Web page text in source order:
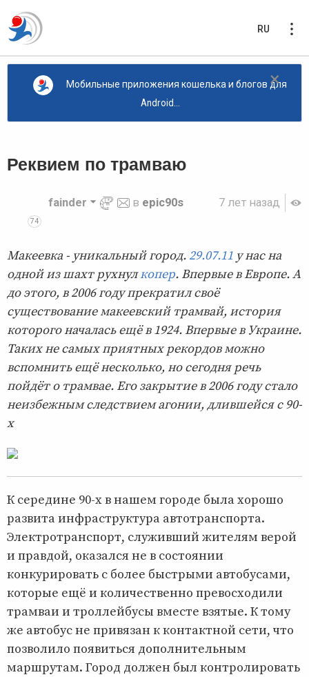
RU
×
Мобильные приложения кошелька и блогов для
Android...
Реквием по трамваю
7 лет назад
74
fainder в epic90s
Макеевка - уникальный город. 29.07.11 у нас на
одной из шахт рухнулкопер. Впервые в Европе. А
до этого, в 2006 году прекратил своё
существование макеевский трамвай, история
которого началась ещё в 1924. Впервые в Украине.
Таких не самых приятных рекордов можно
вспомнить ещё несколько, но сегодня речь
пойдёт о трамвае. Его закрытие в 2006 году стало
неизбежным следствием агонии, длившейся с 90-
х
К середине 90-х в нашем городе была хорошо
развита инфраструктура автотранспорта.
Электротранспорт, служивший жителям верой
и правдой, оказался не в состоянии
конкурировать с более быстрыми автобусами,
которые ещё и количественно превосходили
трамваи и троллейбусы вместе взятые. К тому
же автобус не привязан к контактной сети, что
позволило появиться дополнительным
маршрутам. Город должен был контролировать